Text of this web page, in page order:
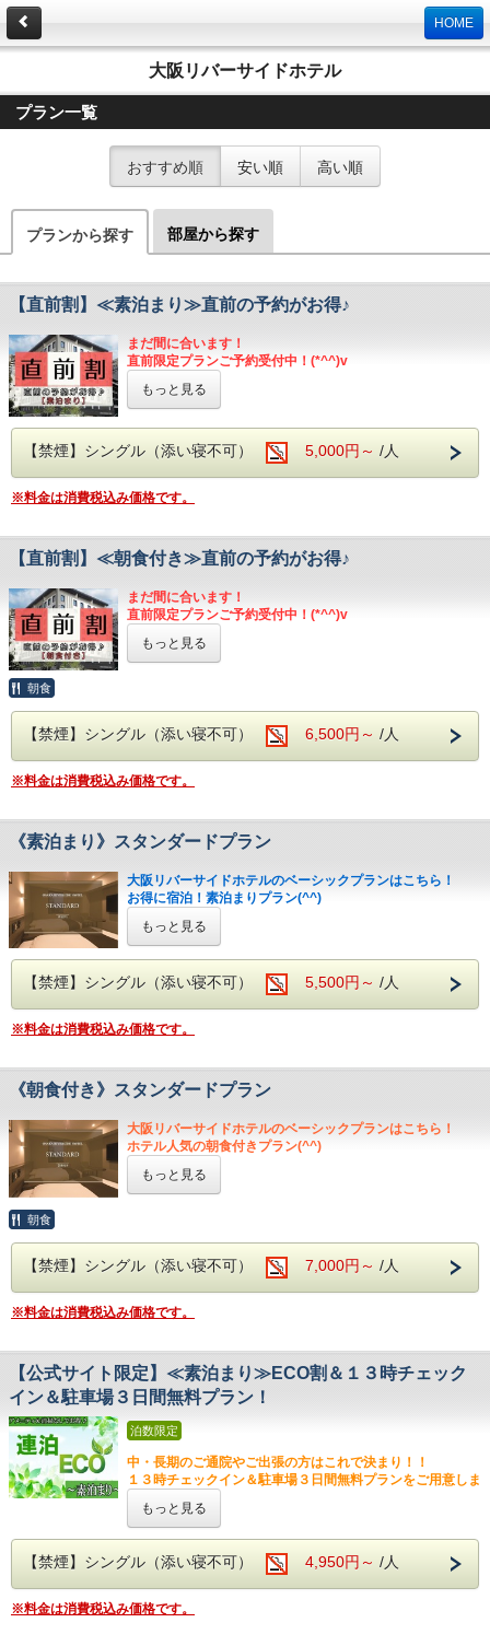
HOME
大阪リバーサイドホテル
プラン一覧
おすすめ順 安い順 高い順
プランから探す 部屋から探す
【直前割】≪素泊まり≫直前の予約がお得♪
まだ間に合います！
直前限定プランご予約受付中！(*^^)v
■設備・サービス■
・チェックイン前、チェックアウト後のお荷物預かりOK
・9F コインランドリー（有料）
・駐車場（先着順・税込１,１００円/泊）
ご利用可能時間はチェックイン（１５時）～チェックアウト
までとなります。
■添い寝についての注意事項■
未就学児のお子様は無料でご案内できる場合がございます。
その際アメニティはつきません。
システム上、定員を超えて検索できることがございます。
必ず定員をご確認くださいませ。
定員を超えてのご予約の場合は部屋を追加いただくか、部屋
タイプを変更いただいております。
・シングル：不可
・スーペリアツイン：大人2名利用時のみ可能（最大2名）
・和洋室：大人3名以上での利用時のみ、大人1名様につき1
名可能（最大4名）
■LINEのショップカードのポイント付与特典について■
ポイントをためることが出来ます（1ポイント/１泊）。
ポイントの付与をご希望のお客様は、
※ポイントの付与には、当ホテルの公式LINEをお友達登録
して頂く必要がございます。
もっと見る
【禁煙】シングル（添い寝不可） 5,000円～ /人
※料金は消費税込み価格です。
【直前割】≪朝食付き≫直前の予約がお得♪
まだ間に合います！
直前限定プランご予約受付中！(*^^)v
■設備・サービス■
・チェックイン前、チェックアウト後のお荷物預かりOK
ご利用可能時間はチェックイン（１５時）～チェックアウト
までとなります。
■添い寝についての注意事項■
未就学児のお子様は無料でご案内できる場合がございます。
システム上、定員を超えて検索できることがございます。
必ず定員をご確認くださいませ。
タイプを変更いただいております。
・シングル：不可
・セミダブル：大人1名利用時のみ1名可能
・ツイン：不可
・スーペリアツイン：大人2名利用時のみ可能（最大2名）
・和洋室：大人3名以上での利用時のみ、大人1名様につき1
名可能（最大4名）
公式・LINEからご予約のお客様限定で、LINEのショップカ
ポイントをためることが出来ます（1ポイント/１泊）。
ポイントの付与をご希望のお客様は、
チェックイン時にフロントスタッフにお声かけ下さいませ。
※ポイントの付与には、当ホテルの公式LINEをお友達登録
して頂く必要がございます。
もっと見る
朝食
【禁煙】シングル（添い寝不可） 6,500円～ /人
※料金は消費税込み価格です。
《素泊まり》スタンダードプラン
大阪リバーサイドホテルのベーシックプランはこちら！
お得に宿泊！素泊まりプラン(^^)
■設備・サービス■
・9F コインランドリー（有料）
ご利用可能時間はチェックイン（１５時）～チェックアウ
トまでとなります。
未就学児のお子様は無料でご案内できる場合がございます。
その際アメニティはつきません。
必ず定員をご確認くださいませ。
定員を超えてのご予約の場合は部屋を追加いただくか、部屋
タイプを変更いただいております。
・シングル：不可
・セミダブル：大人1名利用時のみ1名可能
・和洋室：大人3名以上での利用時のみ、大人1名様につき1
名可能（最大4名）
公式・LINEからご予約のお客様限定で、LINEのショップカ
ポイントをためることが出来ます（1ポイント/１泊）。
ポイントの付与をご希望のお客様は、
チェックイン時にフロントスタッフにお声かけ下さいませ。
※ポイントの付与には、当ホテルの公式LINEをお友達登録
して頂く必要がございます。
もっと見る
【禁煙】シングル（添い寝不可） 5,500円～ /人
※料金は消費税込み価格です。
《朝食付き》スタンダードプラン
大阪リバーサイドホテルのベーシックプランはこちら！
ホテル人気の朝食付きプラン(^^)
■設備・サービス■
・チェックイン前、チェックアウト後のお荷物預かりOK
トまでとなります。
■添い寝についての注意事項■
未就学児のお子様は無料でご案内できる場合がございます。
必ず定員をご確認くださいませ。
定員を超えてのご予約の場合は部屋を追加いただくか、部屋
タイプを変更いただいております。
・シングル：不可
・セミダブル：大人1名利用時のみ1名可能
・ツイン：不可
・スーペリアツイン：大人2名利用時のみ可能（最大2名）
名可能（最大4名）
公式・LINEからご予約のお客様限定で、LINEのショップカ
ポイントをためることが出来ます（1ポイント/１泊）。
ポイントの付与をご希望のお客様は、
もっと見る
朝食
【禁煙】シングル（添い寝不可） 7,000円～ /人
※料金は消費税込み価格です。
【公式サイト限定】≪素泊まり≫ECO割＆１３時チェック
イン＆駐車場３日間無料プラン！
泊数限定
中・長期のご通院やご出張の方はこれで決まり！！
１３時チェックイン＆駐車場３日間無料プランをご用意しま
・アーリーチェックイン！！１３時から入室可
（通常：１５時～）
・チェックイン当日に駐車場をご案内できた場合のみ、
その日からプラン内の最大３日分は無料になります。
もっと見る
【禁煙】シングル（添い寝不可） 4,950円～ /人
※料金は消費税込み価格です。